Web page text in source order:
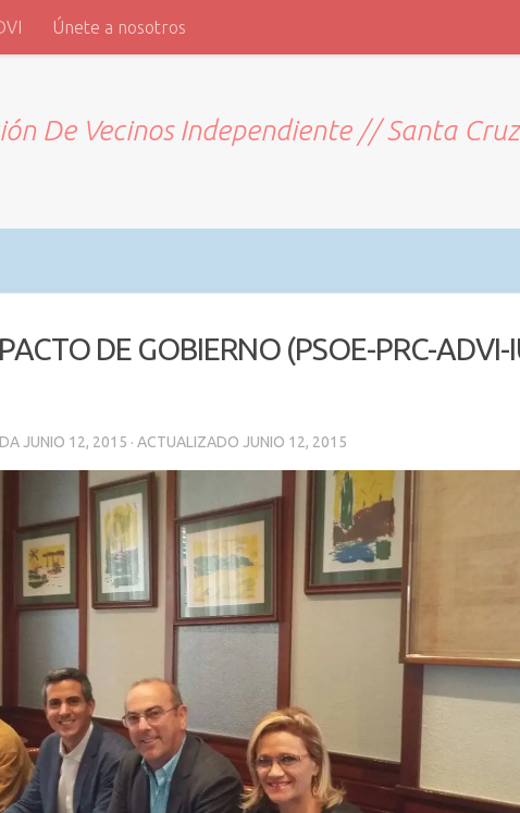
Únete a nosotros
De Vecinos Independiente // Santa
DE GOBIERNO (PSOE-PRC-ADVI-
JUNIO 12, 2015 · ACTUALIZADO JUNIO 12, 2015